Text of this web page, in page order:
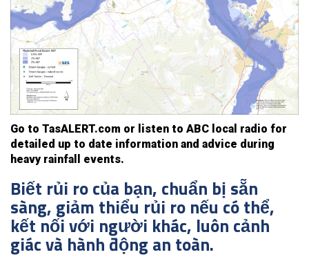
Go to TasALERT.com or listen to ABC local radio for
detailed up to date information and advice during
heavy rainfall events.
Biết rủi ro của bạn, chuẩn bị sẵn
sàng, giảm thiểu rủi ro nếu có thể,
kết nối với người khác, luôn cảnh
giác và hành động an toàn.